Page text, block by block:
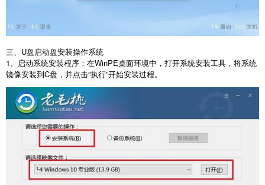
三、 U盘启动盘安装操作系统
1、启动系统安装程序：在WinPE桌面环境中，打开系统安装工具，将系统
镜像安装到C盘，并点击“执行”开始安装过程。